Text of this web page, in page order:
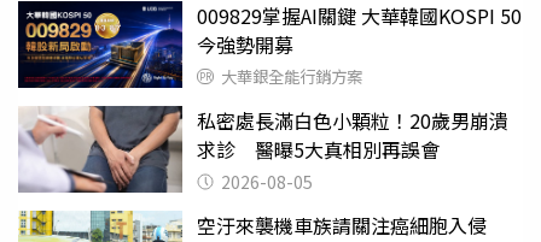
009829掌握AI關鍵 大華韓國KOSPI 50
今強勢開募
大華銀全能行銷方案
私密處長滿白色小顆粒！20歲男崩潰
求診 醫曝5大真相別再誤會
2026-08-05
空汙來襲機車族請關注癌細胞入侵